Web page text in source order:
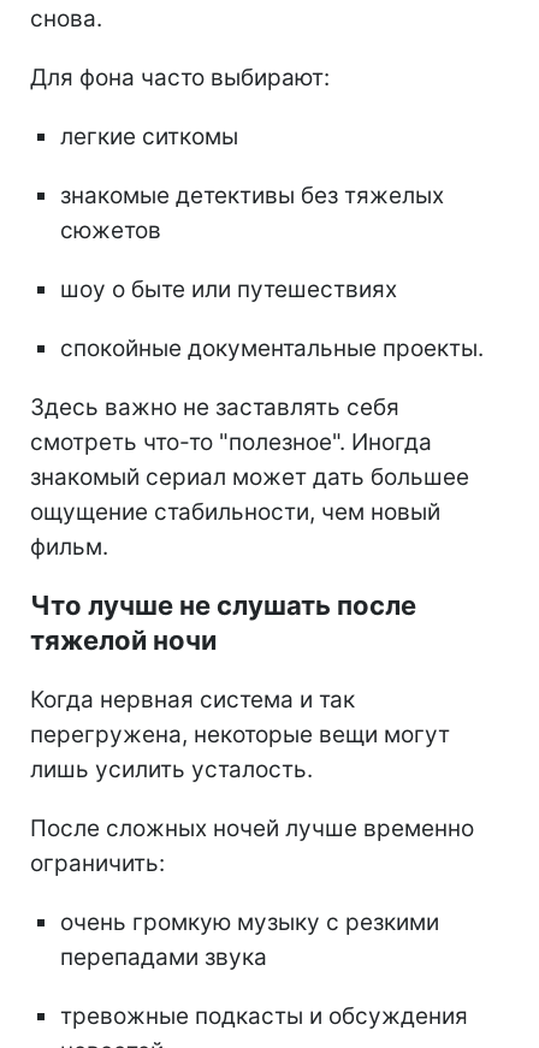
снова.
Для фона часто выбирают:
легкие ситкомы
знакомые детективы без тяжелых
сюжетов
шоу о быте или путешествиях
спокойные документальные проекты.
Здесь важно не заставлять себя
смотреть что-то "полезное". Иногда
знакомый сериал может дать большее
ощущение стабильности, чем новый
фильм.
Что лучше не слушать после
тяжелой ночи
Когда нервная система и так
перегружена, некоторые вещи могут
лишь усилить усталость.
После сложных ночей лучше временно
ограничить:
очень громкую музыку с резкими
перепадами звука
тревожные подкасты и обсуждения